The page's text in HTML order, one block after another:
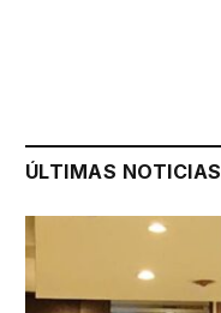
ÚLTIMAS NOTICIAS